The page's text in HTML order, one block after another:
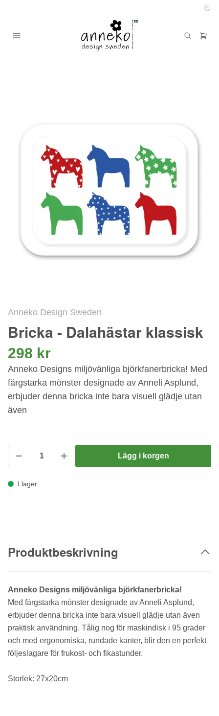
Anneko Design Sweden
Bricka - Dalahästar klassisk
298 kr
Anneko Designs miljövänliga björkfanerbricka! Med
färgstarka mönster designade av Anneli Asplund,
erbjuder denna bricka inte bara visuell glädje utan
även
Lägg i korgen
I lager
Produktbeskrivning
Anneko Designs miljövänliga björkfanerbricka!
Med färgstarka mönster designade av Anneli Asplund,
erbjuder denna bricka inte bara visuell glädje utan även
praktisk användning. Tålig nog för maskindisk i 95 grader
och med ergonomiska, rundade kanter, blir den en perfekt
följeslagare för frukost- och fikastunder.
Storlek: 27x20cm